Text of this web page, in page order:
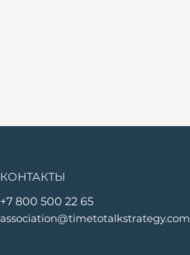
КОНТАКТЫ
+7 800 500 22 65
association@timetotalkstrategy.com